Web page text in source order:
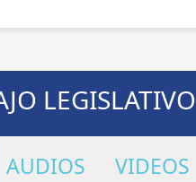
LEGISLATIVO
AUDIOS VIDEOS